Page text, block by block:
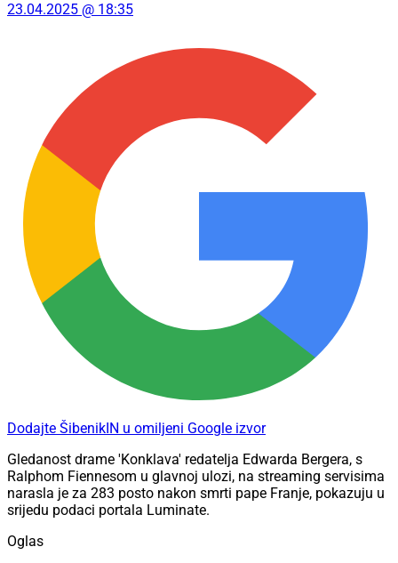
23.04.2025 @ 18:35
Dodajte ŠibenikIN u omiljeni Google izvor
Gledanost drame 'Konklava' redatelja Edwarda Bergera, s
Ralphom Fiennesom u glavnoj ulozi, na streaming servisima
narasla je za 283 posto nakon smrti pape Franje, pokazuju u
srijedu podaci portala Luminate.
Oglas